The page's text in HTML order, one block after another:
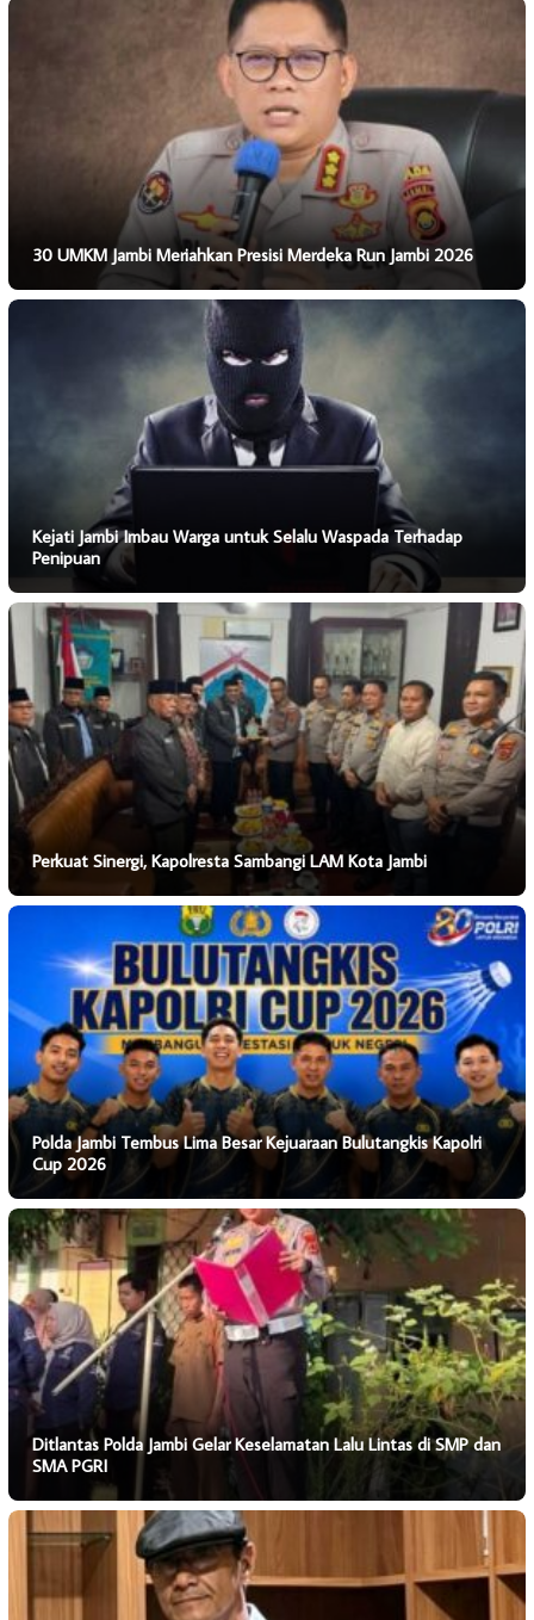
30 UMKM Jambi Meriahkan Presisi Merdeka Run Jambi 2026
Kejati Jambi Imbau Warga untuk Selalu Waspada Terhadap
Penipuan
Perkuat Sinergi, Kapolresta Sambangi LAM Kota Jambi
Polda Jambi Tembus Lima Besar Kejuaraan Bulutangkis Kapolri
Cup 2026
Ditlantas Polda Jambi Gelar Keselamatan Lalu Lintas di SMP dan
SMA PGRI